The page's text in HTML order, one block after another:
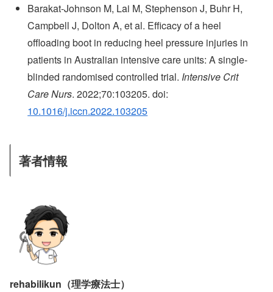
Barakat-Johnson M, Lai M, Stephenson J, Buhr H,
Campbell J, Dolton A, et al. Efficacy of a heel
offloading boot in reducing heel pressure injuries in
patients in Australian intensive care units: A single-
blinded randomised controlled trial. Intensive Crit
Care Nurs. 2022;70:103205. doi:
10.1016/j.iccn.2022.103205
著者情報
rehabilikun（理学療法士）